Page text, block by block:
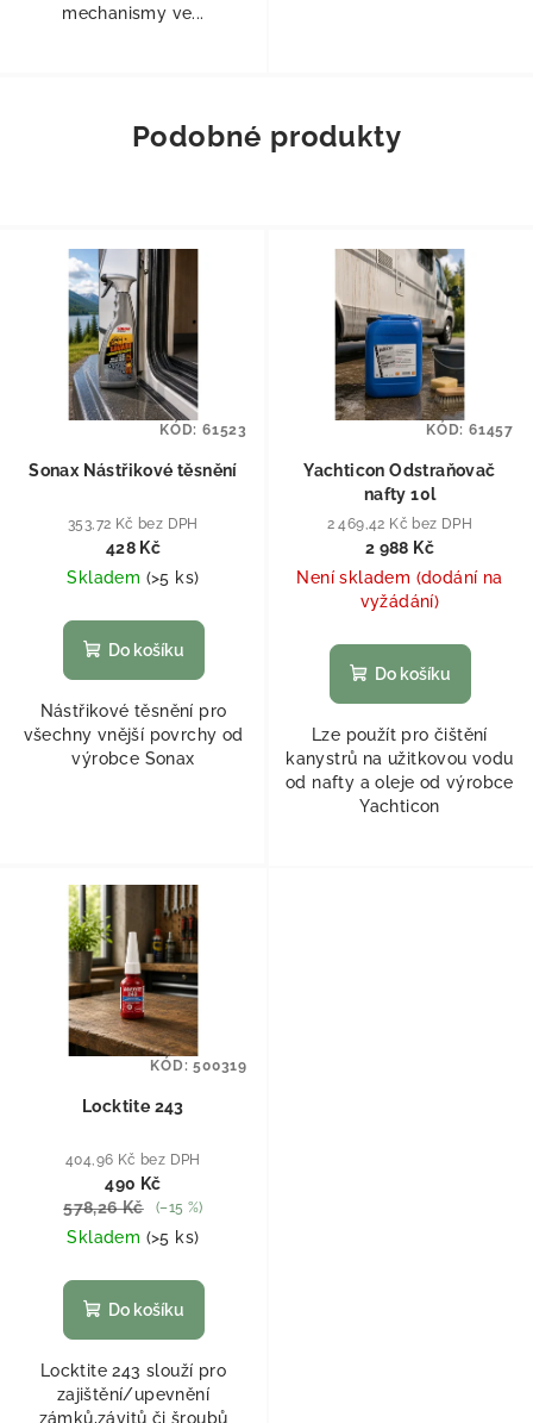
mechanismy ve...
Podobné produkty
Sonax Nástřikové těsnění
353,72 Kč bez DPH
428 Kč
Skladem (>5 ks)
Do košíku
Nástřikové těsnění pro
všechny vnější povrchy od
výrobce Sonax
KÓD: 61523
Yachticon Odstraňovač
nafty 10l
2 469,42 Kč bez DPH
2 988 Kč
Není skladem (dodání na
vyžádání)
Do košíku
Lze použít pro čištění
kanystrů na užitkovou vodu
od nafty a oleje od výrobce
Yachticon
KÓD: 61457
Locktite 243
404,96 Kč bez DPH
490 Kč
578,26 Kč
(–15 %)
Skladem (>5 ks)
Do košíku
Locktite 243 slouží pro
zajištění/upevnění
zámků,závitů či šroubů
KÓD:500319